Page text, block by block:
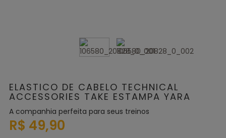
ELASTICO DE CABELO TECHNICAL
ACCESSORIES TAKE ESTAMPA YARA
A companhia perfeita para seus treinos
R$ 49,90